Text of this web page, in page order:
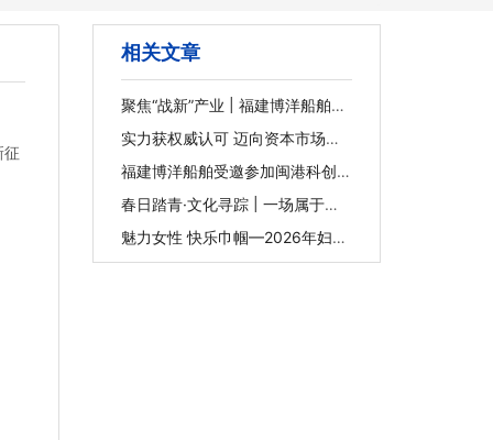
征
相关文章
聚焦“战新”产业 | 福建博洋船舶：
实力获权威认可 迈向资本市场新
福建省重点上市后备企业
福建博洋船舶受邀参加闽港科创项
春日踏青·文化寻踪 | 一场属于我
魅力女性 快乐巾帼—2026年妇女